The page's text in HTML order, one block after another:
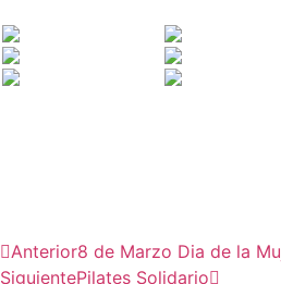
Anterior8 de Marzo Dia de la
SiguientePilates Solidario